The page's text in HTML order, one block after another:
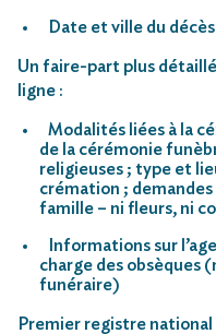
Date et ville du décès
Un faire-part plus
ligne :
Modalités liées à la
de la cérémonie
religieuses ; type et
crémation ;
famille – ni fleurs, ni
Informations sur
charge des obsèques
funéraire)
Premier registre national